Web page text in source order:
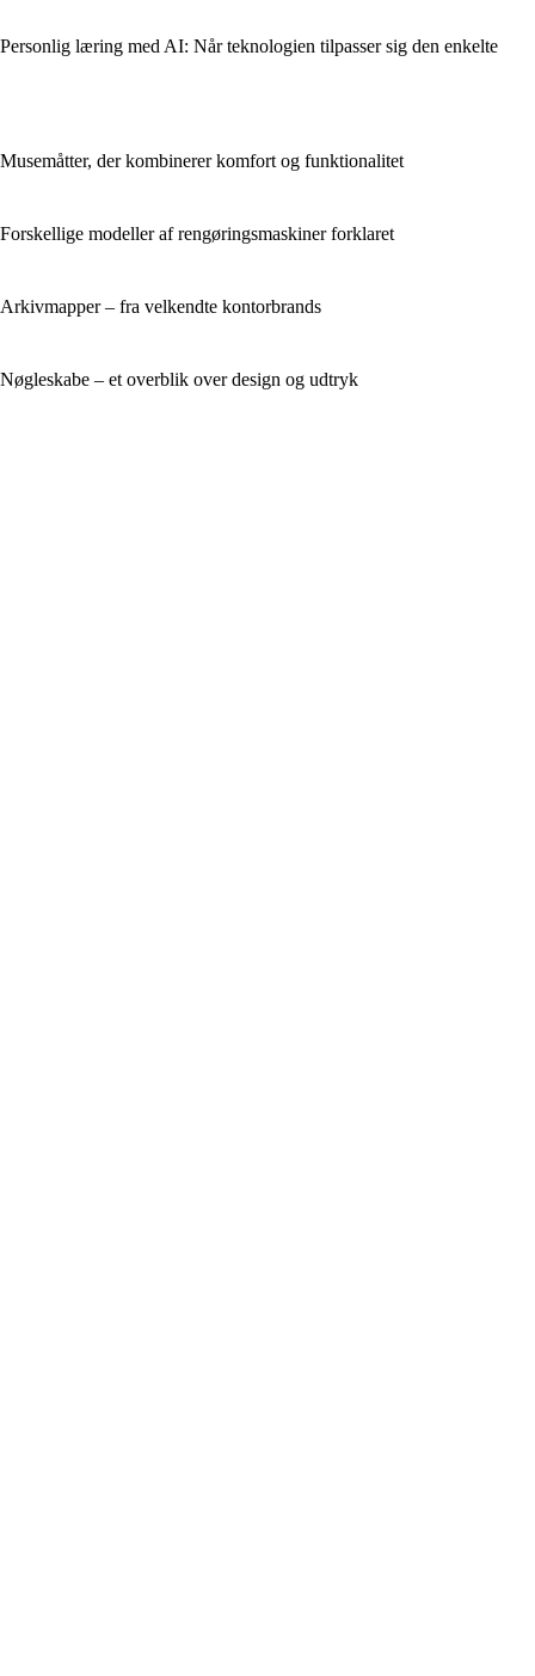
Personlig læring med AI: Når teknologien tilpasser sig den enkelte
Musemåtter, der kombinerer komfort og funktionalitet
Forskellige modeller af rengøringsmaskiner forklaret
Arkivmapper – fra velkendte kontorbrands
Nøgleskabe – et overblik over design og udtryk